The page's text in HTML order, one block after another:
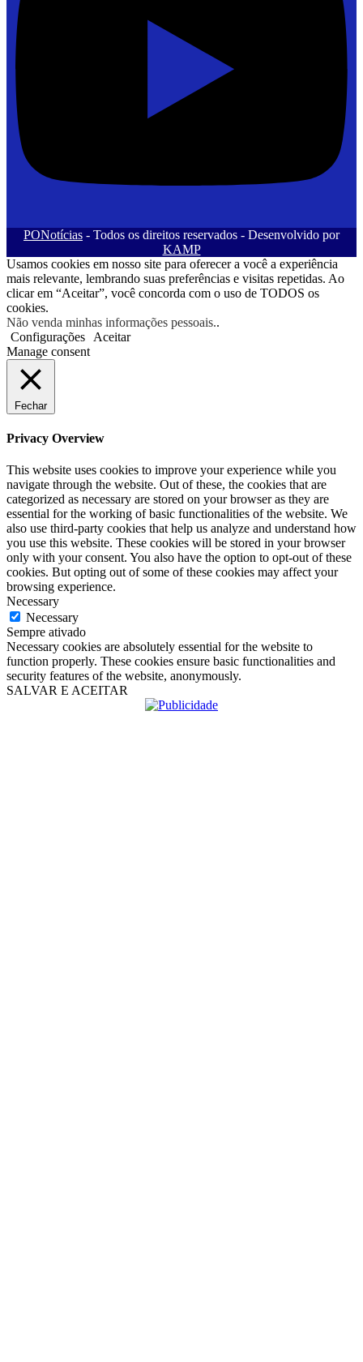
PONotícias - Todos os direitos reservados - Desenvolvido por
KAMP
Usamos cookies em nosso site para oferecer a você a experiência
mais relevante, lembrando suas preferências e visitas repetidas. Ao
clicar em “Aceitar”, você concorda com o uso de TODOS os
cookies.
Não venda minhas informações pessoais..
Configurações
Aceitar
Manage consent
Fechar
Privacy Overview
This website uses cookies to improve your experience while you
navigate through the website. Out of these, the cookies that are
categorized as necessary are stored on your browser as they are
essential for the working of basic functionalities of the website. We
also use third-party cookies that help us analyze and understand how
you use this website. These cookies will be stored in your browser
only with your consent. You also have the option to opt-out of these
cookies. But opting out of some of these cookies may affect your
browsing experience.
Necessary
Necessary
Sempre ativado
Necessary cookies are absolutely essential for the website to
function properly. These cookies ensure basic functionalities and
security features of the website, anonymously.
SALVAR E ACEITAR